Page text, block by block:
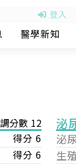
登入
醫學新知
分數 12
得分 6
得分 6
泌
泌
生